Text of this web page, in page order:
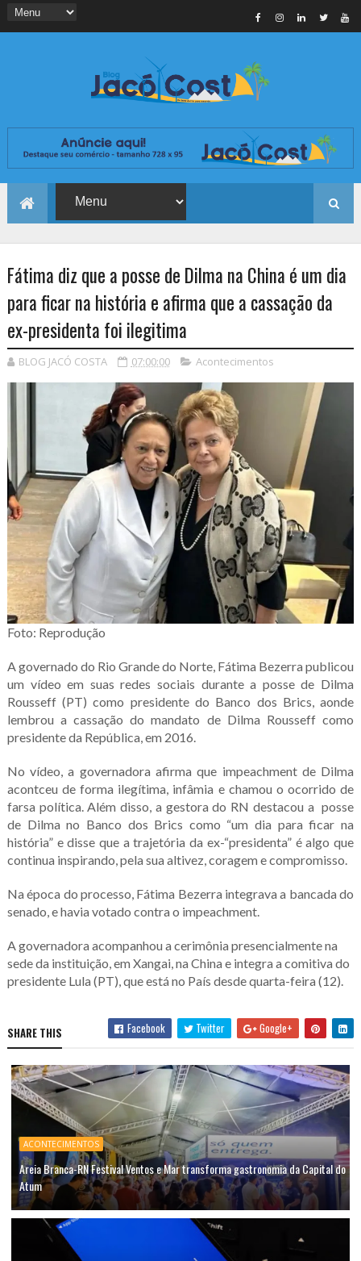
Fátima diz que a posse de Dilma na China é um dia
para ficar na história e afirma que a cassação da
ex-presidenta foi ilegitima
BLOG JACÓ COSTA 07:00:00 Acontecimentos
Foto: Reprodução
A governado do Rio Grande do Norte, Fátima Bezerra publicou
um vídeo em suas redes sociais durante a posse de Dilma
Rousseff (PT) como presidente do Banco dos Brics, aonde
lembrou a cassação do mandato de Dilma Rousseff como
presidente da República, em 2016.
No vídeo, a governadora afirma que impeachment de Dilma
acontceu de forma ilegítima, infâmia e chamou o ocorrido de
farsa política. Além disso, a gestora do RN destacou a posse
de Dilma no Banco dos Brics como “um dia para ficar na
história” e disse que a trajetória da ex-“presidenta” é algo que
continua inspirando, pela sua altivez, coragem e compromisso.
Na época do processo, Fátima Bezerra integrava a bancada do
senado, e havia votado contra o impeachment.
A governadora acompanhou a cerimônia presencialmente na
sede da instituição, em Xangai, na China e integra a comitiva do
presidente Lula (PT), que está no País desde quarta-feira (12).
SHARE THIS Facebook Twitter Google+
ACONTECIMENTOS
Areia Branca-RN Festival Ventos e Mar transforma gastronomia da Capital do
Atum